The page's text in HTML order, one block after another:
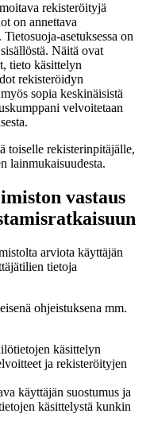
rekisteröityjä
on annettava
asetuksessa on
Näitä ovat
tieto käsittelyn
rekisteröidyn
sopia keskinäisistä
velvoitetaan
toiselle rekisterinpitäjälle,
lainmukaisuudesta.
vastaus
arviota käyttäjän
tietoja
ohjeistuksena mm.
käsittelyn
ja rekisteröityjen
käyttäjän suostumus ja
käsittelystä kunkin